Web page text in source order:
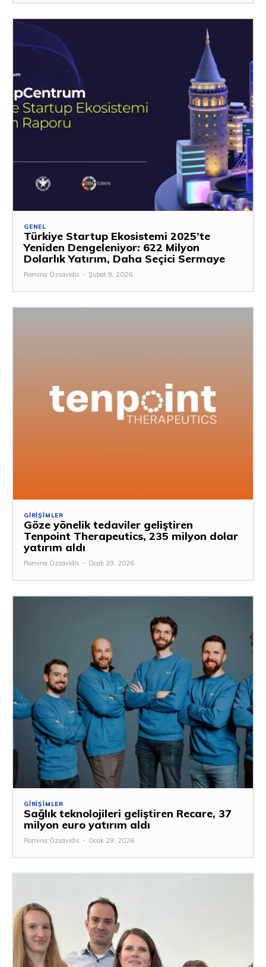
GENEL
Türkiye Startup Ekosistemi 2025’te
Yeniden Dengeleniyor: 622 Milyon
Dolarlık Yatırım, Daha Seçici Sermaye
Romina Özsavidis - Şubat 9, 2026
GIRIŞIMLER
Göze yönelik tedaviler geliştiren
Tenpoint Therapeutics, 235 milyon dolar
yatırım aldı
Romina Özsavidis - Ocak 29, 2026
GIRIŞIMLER
Sağlık teknolojileri geliştiren Recare, 37
milyon euro yatırım aldı
Romina Özsavidis - Ocak 29, 2026